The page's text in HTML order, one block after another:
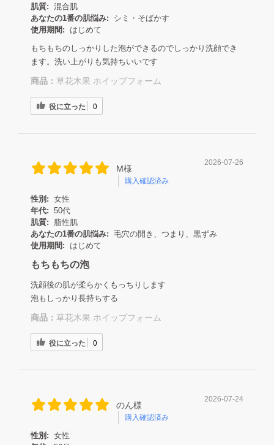
肌質: 混合肌
あなたの1番の肌悩み:
シミ・そばかす
使用期間:
はじめて
もちもちのしっかりした泡ができるのでしっかり洗顔でき
ます。洗い上がりも気持ちいいです
商品： 草花木果 ホイップフォーム
役に立った 0
M様
購入確認済み
2026-07-26
性別: 女性
年代: 50代
肌質:
脂性肌
あなたの1番の肌悩み: 毛穴の開き、つまり、黒ずみ
使用期間:
はじめて
もちもちの泡
洗顔後の肌が柔らかくもっちりします
泡もしっかり長持ちする
商品： 草花木果 ホイップフォーム
役に立った 0
のん様
購入確認済み
2026-07-24
性別: 女性